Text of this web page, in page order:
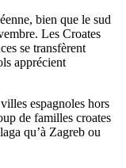
bien que le sud
Les Croates
se transfèrent
apprécient
espagnoles hors
de familles croates
qu’à Zagreb ou